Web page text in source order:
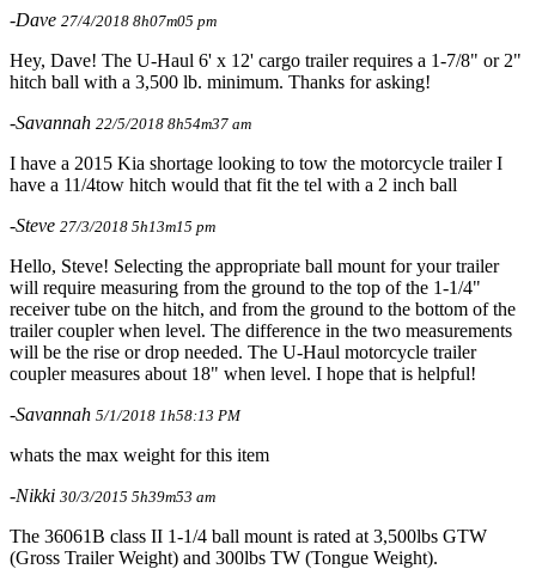
-Dave 27/4/2018 8h07m05 pm
Hey, Dave! The U-Haul 6' x 12' cargo trailer requires a 1-7/8" or 2"
hitch ball with a 3,500 lb. minimum. Thanks for asking!
-Savannah 22/5/2018 8h54m37 am
I have a 2015 Kia shortage looking to tow the motorcycle trailer I
have a 11/4tow hitch would that fit the tel with a 2 inch ball
-Steve 27/3/2018 5h13m15 pm
Hello, Steve! Selecting the appropriate ball mount for your trailer
will require measuring from the ground to the top of the 1-1/4"
receiver tube on the hitch, and from the ground to the bottom of the
trailer coupler when level. The difference in the two measurements
will be the rise or drop needed. The U-Haul motorcycle trailer
coupler measures about 18" when level. I hope that is helpful!
-Savannah 5/1/2018 1h58:13 PM
whats the max weight for this item
-Nikki 30/3/2015 5h39m53 am
The 36061B class II 1-1/4 ball mount is rated at 3,500lbs GTW
(Gross Trailer Weight) and 300lbs TW (Tongue Weight).